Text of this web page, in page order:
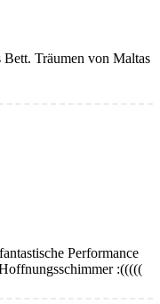
Bett. Träumen von Maltas
Performance
:(((((